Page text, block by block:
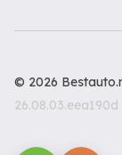
© 2026
26.08.03.eea190d